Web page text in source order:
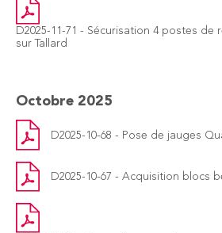
D2025-11-71 - Sécurisation 4 postes de
sur Tallard
Octobre 2025
D2025-10-68 - Pose de jauges
D2025-10-67 - Acquisition blocs